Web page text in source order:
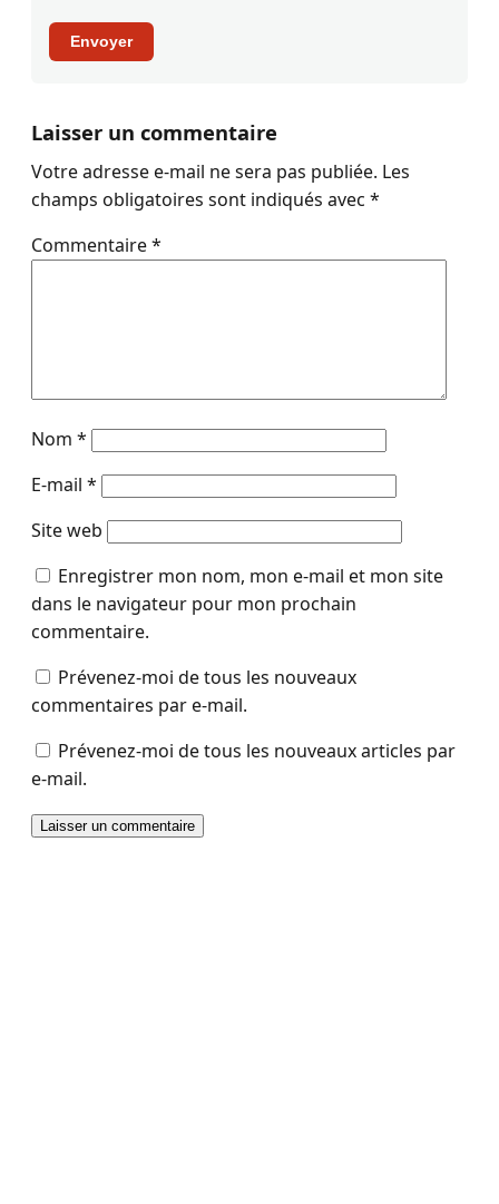
Envoyer
Laisser un commentaire
Votre adresse e-mail ne sera pas publiée. Les
champs obligatoires sont indiqués avec *
Commentaire*
Nom *
E-mail *
Site web
Enregistrer mon nom, mon e-mail et mon site
dans le navigateur pour mon prochain
commentaire.
Prévenez-moi de tous les nouveaux
commentaires par e-mail.
Prévenez-moi de tous les nouveaux articles par
e-mail.